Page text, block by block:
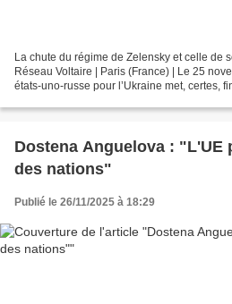
La chute du régime de Zelensky et celle de
Réseau Voltaire | Paris (France) | Le 25
états-uno-russe pour l’Ukraine met, certes,
Dostena Anguelova : "L'UE
des nations"
Publié le 26/11/2025 à 18:29